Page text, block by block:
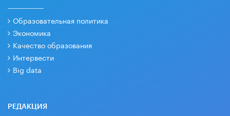
Образовательная политика
Экономика
Качество образования
Интервести
Big data
РЕДАКЦИЯ